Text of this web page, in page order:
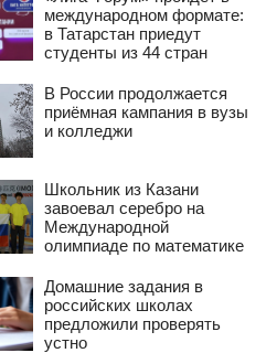
международном формате:
в Татарстан приедут
студенты из 44 стран
В России продолжается
приёмная кампания в вузы
и колледжи
Школьник из Казани
завоевал серебро на
Международной
олимпиаде по математике
Домашние задания в
российских школах
предложили проверять
устно